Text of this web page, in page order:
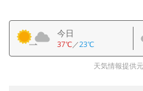
今日
37℃／23℃
天気情報提供